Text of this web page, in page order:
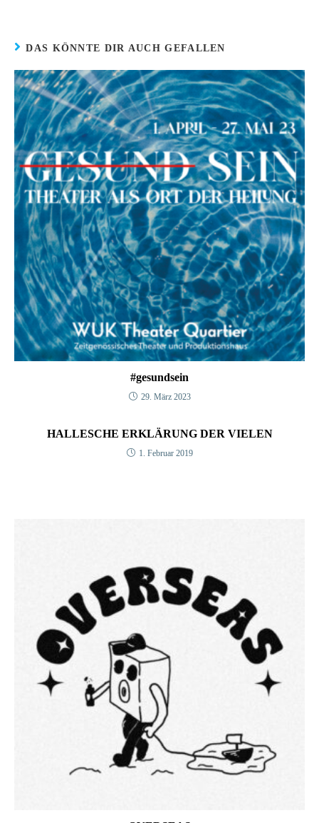
DAS KÖNNTE DIR AUCH GEFALLEN
#gesundsein
29. März 2023
HALLESCHE ERKLÄRUNG DER VIELEN
1. Februar 2019